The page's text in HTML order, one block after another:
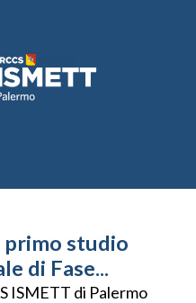
primo studio
di Fase...
ISMETT di Palermo